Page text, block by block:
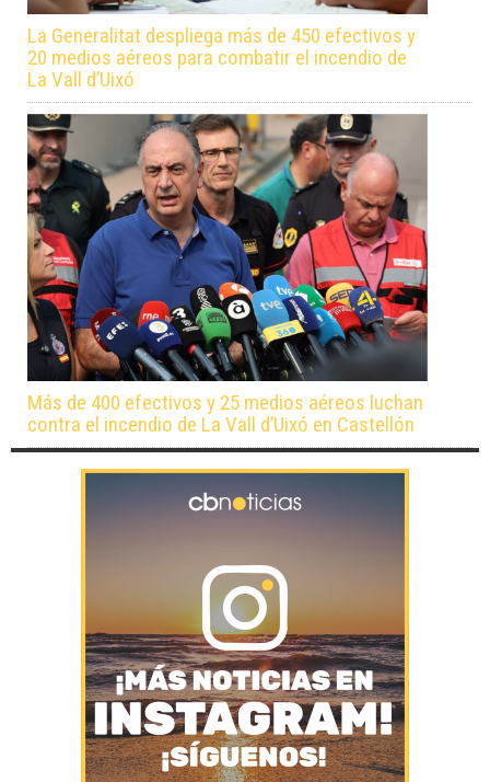
La Generalitat despliega más de 450 efectivos y
20 medios aéreos para combatir el incendio de
La Vall d’Uixó
Más de 400 efectivos y 25 medios aéreos luchan
contra el incendio de La Vall d’Uixó en Castellón